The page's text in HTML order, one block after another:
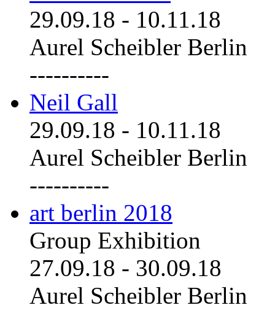
29.09.18 - 10.11.18
Aurel Scheibler Berlin
----------
Neil Gall
29.09.18 - 10.11.18
Aurel Scheibler Berlin
----------
art berlin 2018
Group Exhibition
27.09.18 - 30.09.18
Aurel Scheibler Berlin